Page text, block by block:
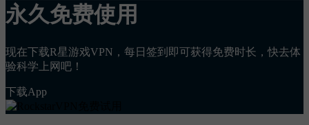
永久免费使用
现在下载R星游戏VPN，每日签到即可获得免费时长，快去体
验科学上网吧！
下载App